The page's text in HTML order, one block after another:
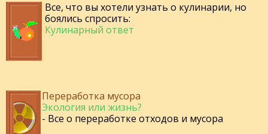
Все, что вы хотели узнать о кулинарии, но
боялись спросить:
Кулинарный ответ
Переработка мусора
Экология или жизнь?
- Все о переработке отходов и мусора